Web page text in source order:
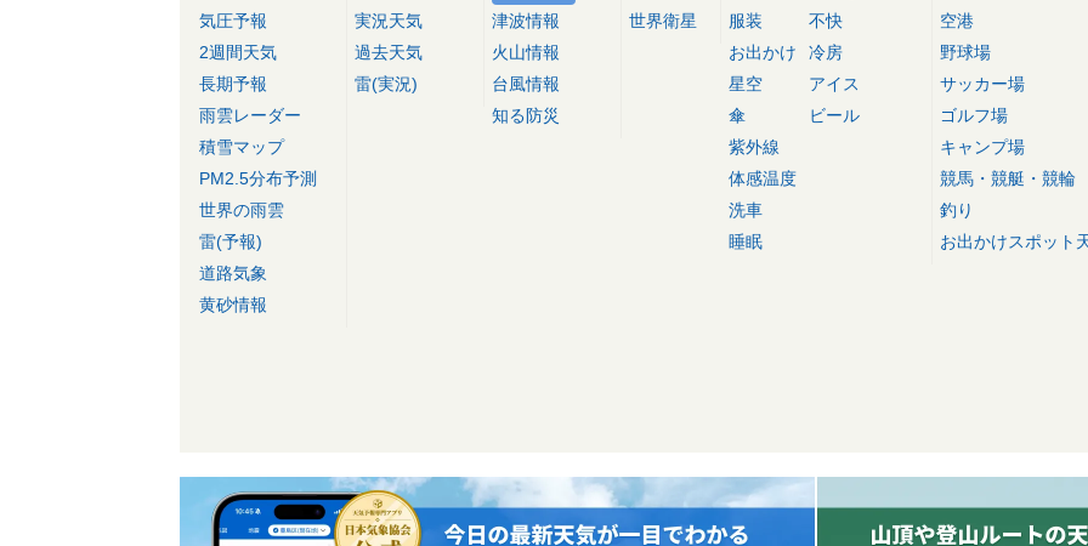
気圧予報
2週間天気
長期予報
雨雲レーダー
積雪マップ
PM2.5分布予測
世界の雨雲
雷(予報)
道路気象
黄砂情報
実況天気
過去天気
雷(実況)
津波情報
火山情報
台風情報
知る防災
世界衛星
服装
お出かけ
星空
傘
紫外線
体感温度
洗車
睡眠
不快
冷房
アイス
ビール
空港
野球場
サッカー場
ゴルフ場
キャンプ場
競馬・競艇・競輪
釣り
お出かけスポット